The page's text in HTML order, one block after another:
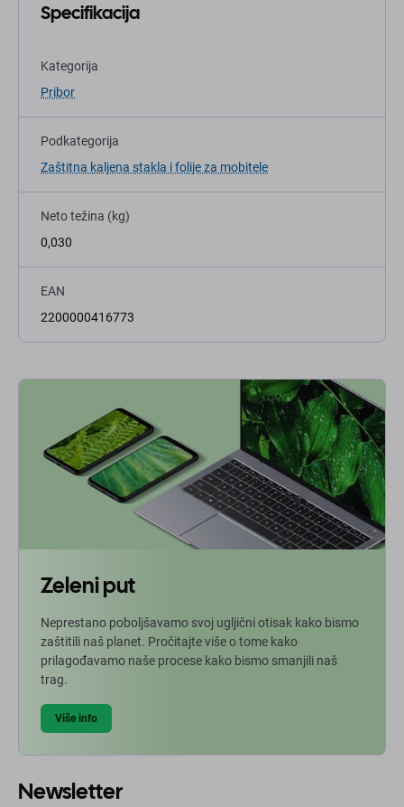
Specifikacija
Kategorija
Pribor
Podkategorija
Zaštitna kaljena stakla i folije za mobitele
Neto težina (kg)
0,030
EAN
2200000416773
Zeleni put
Neprestano poboljšavamo svoj ugljični otisak kako bismo
zaštitili naš planet. Pročitajte više o tome kako
prilagođavamo naše procese kako bismo smanjili naš
trag.
Više info
Newsletter